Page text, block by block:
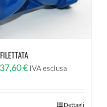
€Fascia
IVA esclusa
Dettagli